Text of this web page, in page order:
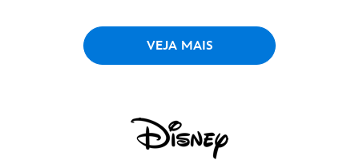
VEJA MAIS